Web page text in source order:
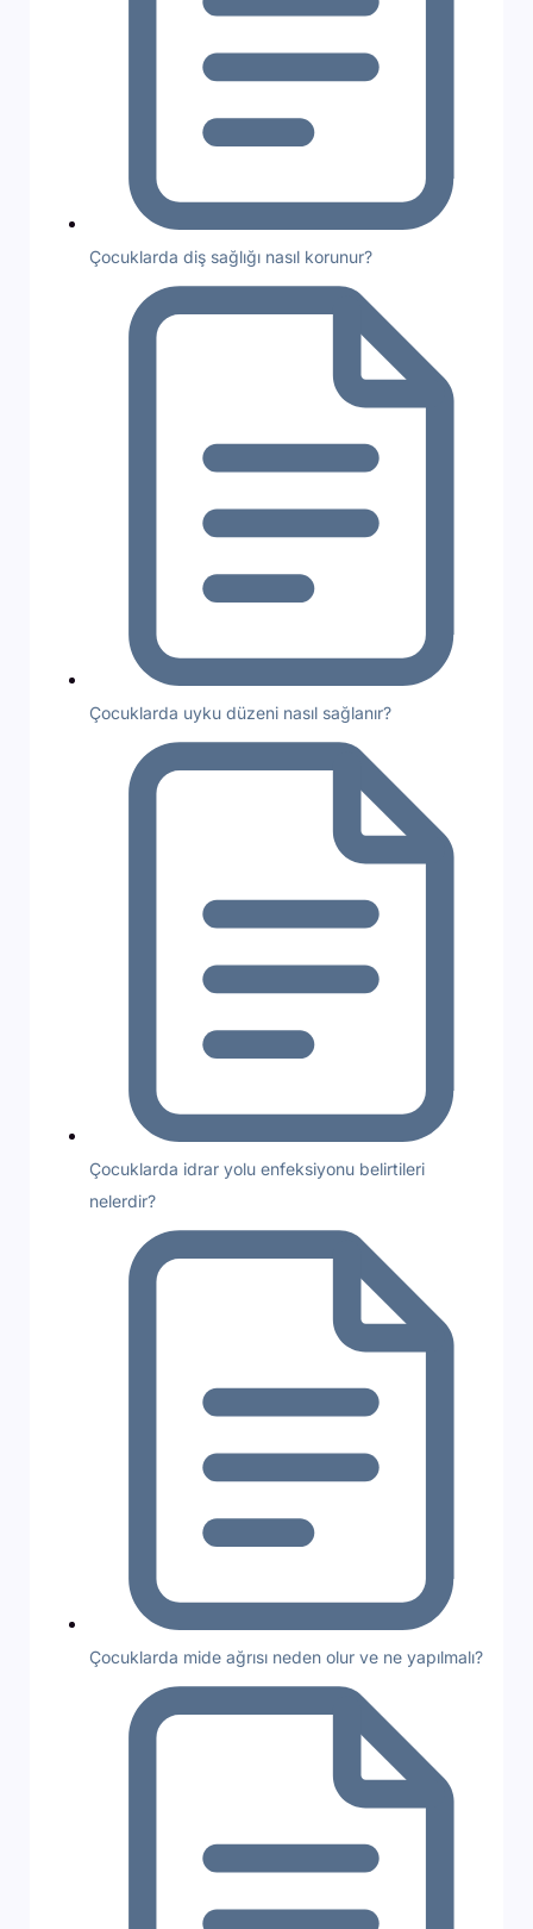
Çocuklarda diş sağlığı nasıl korunur?
Çocuklarda uyku düzeni nasıl sağlanır?
Çocuklarda idrar yolu enfeksiyonu belirtileri
nelerdir?
Çocuklarda mide ağrısı neden olur ve ne yapılmalı?